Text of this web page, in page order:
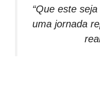
“Que este
uma jornada